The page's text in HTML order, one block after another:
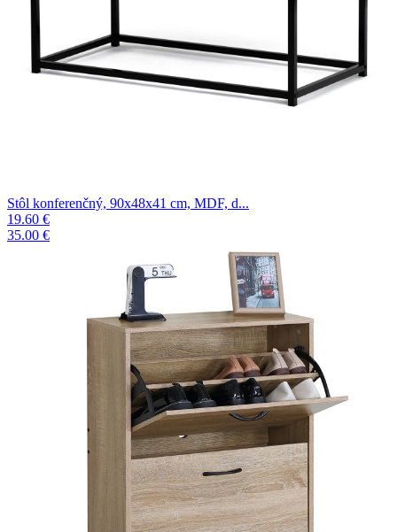
Stôl konferenčný, 90x48x41 cm, MDF, d...
19.60 €
35.00 €